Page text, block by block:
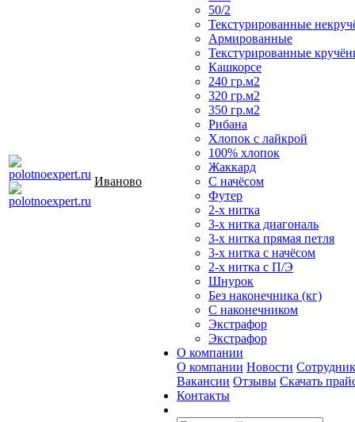
Иваново
50/2
Текстурированные
Армированные
Текстурированные
Кашкорсе
240 гр.м2
320 гр.м2
350 гр.м2
Рибана
Хлопок с лайкрой
100% хлопок
Жаккард
С начёсом
Футер
2-х нитка
3-х нитка диагональ
3-х нитка прямая петля
3-х нитка с начёсом
2-х нитка с П/Э
Шнурок
Без наконечника (кг)
С наконечником
Экстрафор
Экстрафор
О компании
О компании Новости
Вакансии Отзывы Скачать
Контакты